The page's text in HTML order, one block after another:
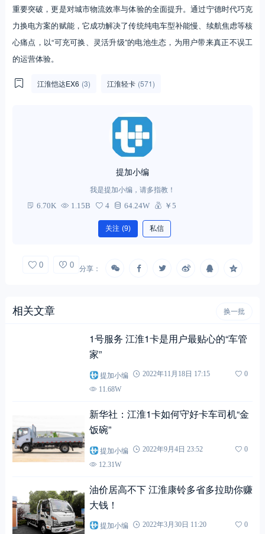
重要突破，更是对城市物流效率与体验的全面提升。通过宁德时代巧克
力换电方案的赋能，它成功解决了传统纯电车型补能慢、续航焦虑等核
心痛点，以“可充可换、灵活升级”的电池生态，为用户带来真正不误工
的运营体验。
江淮恺达EX6 (3) 江淮轻卡 (571)
提加小编
我是提加小编，请多指教！
6.70K 1.15B 4 64.24W ￥5
关注 (9) 私信
0 0 分享：
相关文章 换一批
1号服务 江淮1卡是用户最贴心的“车管
家”
提加小编 2022年11月18日 17:15
0
11.68W
新华社：江淮1卡如何守好卡车司机“金
饭碗”
提加小编 2022年9月4日 23:52
0
12.31W
油价居高不下 江淮康铃多省多拉助你赚
大钱！
提加小编 2022年3月30日 11:20
0